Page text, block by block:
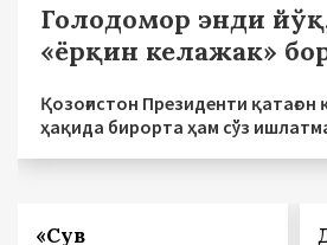
Голодомор энди
«ёрқин келажак»
Қозоғистон Президенти қатағон
ҳақида бирорта ҳам сўз
«Сув